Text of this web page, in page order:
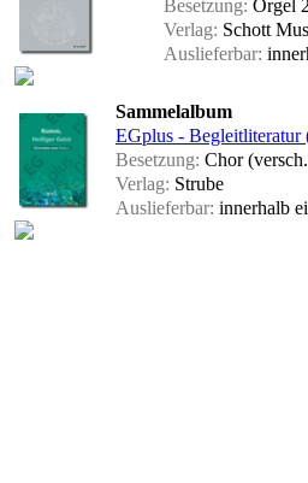
Besetzung: Orgel
Verlag: Schott
Auslieferbar:
Sammelalbum
EGplus - Begleitliteratur
Besetzung: Chor
Verlag: Strube
Auslieferbar: innerhalb